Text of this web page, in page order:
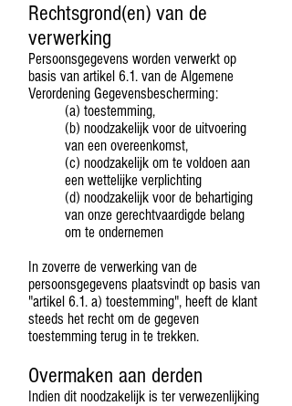
Rechtsgrond(en) van de
verwerking
Persoonsgegevens worden verwerkt op
basis van artikel 6.1. van de Algemene
Verordening Gegevensbescherming:
(a) toestemming,
(b) noodzakelijk voor de uitvoering
van een overeenkomst,
(c) noodzakelijk om te voldoen aan
een wettelijke verplichting
(d) noodzakelijk voor de behartiging
van onze gerechtvaardigde belang
om te ondernemen
In zoverre de verwerking van de
persoonsgegevens plaatsvindt op basis van
"artikel 6.1. a) toestemming", heeft de klant
steeds het recht om de gegeven
toestemming terug in te trekken.
Overmaken aan derden
Indien dit noodzakelijk is ter verwezenlijking